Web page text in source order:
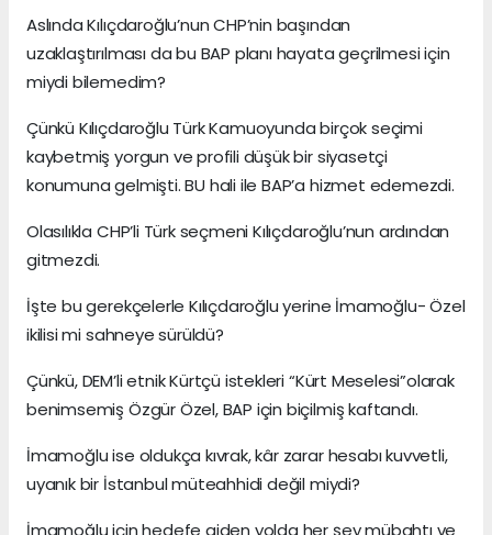
Aslında Kılıçdaroğlu’nun CHP’nin başından
uzaklaştırılması da bu BAP planı hayata geçrilmesi için
miydi bilemedim?
Çünkü Kılıçdaroğlu Türk Kamuoyunda birçok seçimi
kaybetmiş yorgun ve profili düşük bir siyasetçi
konumuna gelmişti. BU hali ile BAP’a hizmet edemezdi.
Olasılıkla CHP’li Türk seçmeni Kılıçdaroğlu’nun ardından
gitmezdi.
İşte bu gerekçelerle Kılıçdaroğlu yerine İmamoğlu- Özel
ikilisi mi sahneye sürüldü?
Çünkü, DEM’li etnik Kürtçü istekleri “Kürt Meselesi”olarak
benimsemiş Özgür Özel, BAP için biçilmiş kaftandı.
İmamoğlu ise oldukça kıvrak, kâr zarar hesabı kuvvetli,
uyanık bir İstanbul müteahhidi değil miydi?
İmamoğlu için hedefe giden yolda her şey mübahtı ve